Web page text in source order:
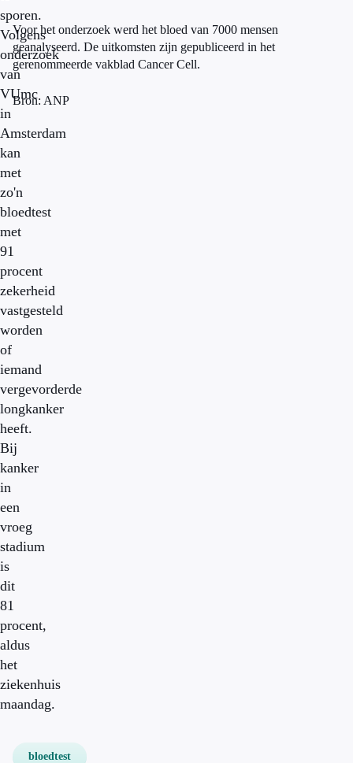
sporen.
Volgens
onderzoek
van
VUmc
in
Amsterdam
kan
met
zo'n
bloedtest
met
91
procent
zekerheid
vastgesteld
worden
of
iemand
vergevorderde
longkanker
heeft.
Bij
kanker
in
een
vroeg
stadium
is
dit
81
procent,
aldus
het
ziekenhuis
maandag.
Voor het onderzoek werd het bloed van 7000 mensen
geanalyseerd. De uitkomsten zijn gepubliceerd in het
gerenommeerde vakblad Cancer Cell.
Bron: ANP
bloedtest